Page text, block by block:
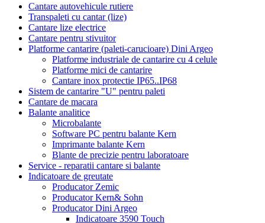
Cantare autovehicule rutiere
Transpaleti cu cantar (lize)
Cantare lize electrice
Cantare pentru stivuitor
Platforme cantarire (paleti-carucioare) Dini Argeo
Platforme industriale de cantarire cu 4 celule
Platforme mici de cantarire
Cantare inox protectie IP65..IP68
Sistem de cantarire "U" pentru paleti
Cantare de macara
Balante analitice
Microbalante
Software PC pentru balante Kern
Imprimante balante Kern
Blante de precizie pentru laboratoare
Service - reparatii cantare si balante
Indicatoare de greutate
Producator Zemic
Producator Kern& Sohn
Producator Dini Argeo
Indicatoare 3590 Touch